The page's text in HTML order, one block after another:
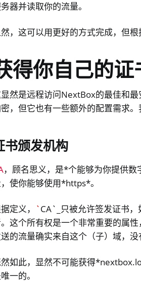
器并读取你的流量。
，这可以用更好的方式完成，但
得你自己的证
然是远程访问NextBox的最佳和
，但它也有一些额外的配置需求
书颁发机构
，顾名思义，是*个能够为你提供
使你能够使用*https*。
定义， `CA`_只被允许签发证书
这个所有权是一个非常重要的属
的流量确实来自这个（子）域，
如此，显然不可能获得
一的。